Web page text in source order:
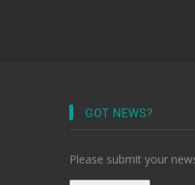
GOT NEWS?
Please submit your